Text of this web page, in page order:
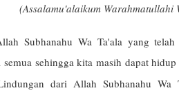
(Assalamu'alaikum Warahmatullahi
Subhanahu Wa Ta'ala yang
sehingga kita masih dapat
dari Allah Subhanahu Wa